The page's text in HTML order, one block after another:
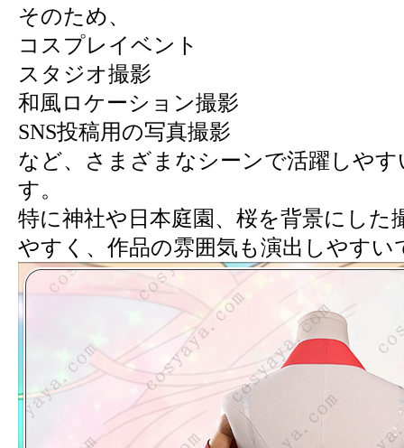
そのため、
コスプレイベント
スタジオ撮影
和風ロケーション撮影
SNS投稿用の写真撮影
など、さまざまなシーンで活躍しや
す。
特に神社や日本庭園、桜を背景にした
やすく、作品の雰囲気も演出しやすい